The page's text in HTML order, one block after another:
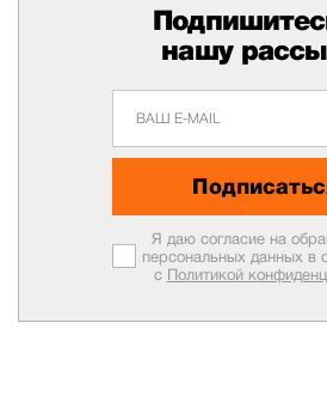
нашу
Я даю согласие на
персональных данных в
с Политикой